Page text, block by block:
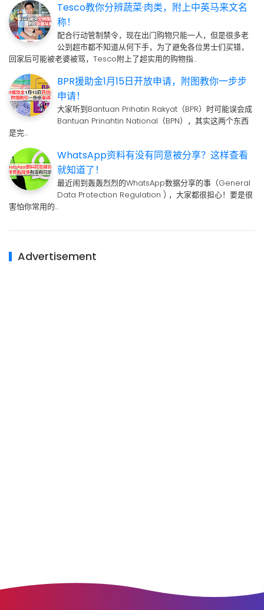
Tesco教你分辨蔬菜·肉类，附上中英马来文名
称！
配合行动管制禁令，现在出门购物只能一人，但是很多老
公到超市都不知道从何下手，为了避免各位男士们买错，
回家后可能被老婆被骂，Tesco附上了超实用的购物指…
BPR援助金1月15日开放申请，附图教你一步步
申请！
大家听到Bantuan Prihatin Rakyat（BPR）时可能误会成
Bantuan Prinahtin National（BPN），其实这两个东西
是完…
WhatsApp资料有没有同意被分享？这样查看
就知道了！
最近闹到轰轰烈烈的WhatsApp数据分享的事（General
Data Protection Regulation ) ，大家都很担心！要是很
害怕你常用的…
Advertisement